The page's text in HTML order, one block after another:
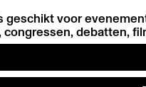
geschikt voor
congressen, debatten,